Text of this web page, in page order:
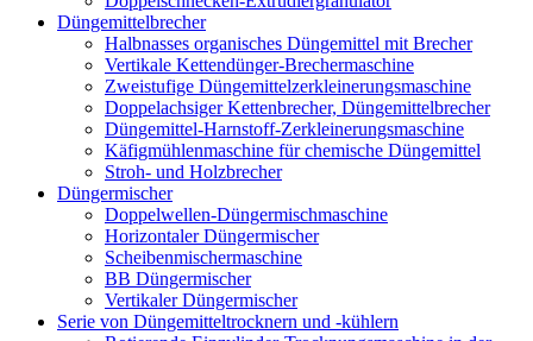
Düngemittelbrecher
Halbnasses organisches Düngemittel mit Brecher
Vertikale Kettendünger-Brechermaschine
Zweistufige Düngemittelzerkleinerungsmaschine
Doppelachsiger Kettenbrecher, Düngemittelbrecher
Düngemittel-Harnstoff-Zerkleinerungsmaschine
Käfigmühlenmaschine für chemische Düngemittel
Stroh- und Holzbrecher
Düngermischer
Doppelwellen-Düngermischmaschine
Horizontaler Düngermischer
Scheibenmischermaschine
BB Düngermischer
Vertikaler Düngermischer
Serie von Düngemitteltrocknern und -kühlern